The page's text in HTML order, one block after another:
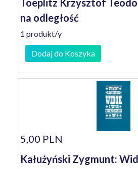
Toeplitz Krzysztof
na odległość
1 produkt/y
Dodaj do Koszyka
5,00 PLN
Kałużyński Zygmunt: